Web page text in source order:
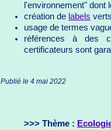
l'environnement" dont
création de labels
usage de termes
références à des
certificateurs sont
Publié le 4 mai 2022
>>> Thème :